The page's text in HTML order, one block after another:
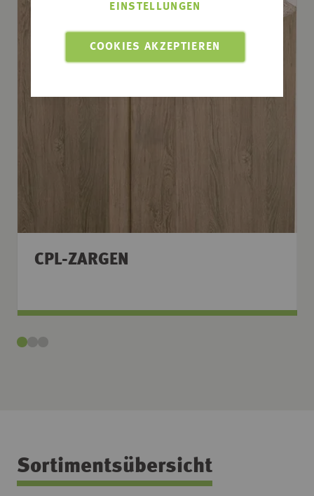
COOKIES AKZEPTIEREN
EINSTELLUNGEN
CPL-ZARGEN
Sortimentsübersicht